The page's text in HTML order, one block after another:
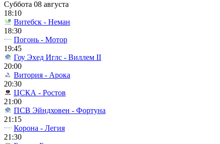
Суббота 08 августа
18:10
Витебск - Неман
18:30
Погонь - Мотор
19:45
Гоу Эхед Иглс - Виллем II
20:00
Витория - Арока
20:30
ЦСКА - Ростов
21:00
ПСВ Эйндховен - Фортуна
21:15
Корона - Легия
21:30